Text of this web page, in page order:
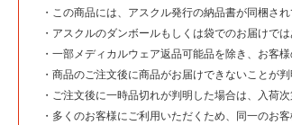
・ この商品には、アスクル発行の納品書が同梱さ
・ アスクルのダンボールもしくは袋でのお届けでは
・ 一部メディカルウェア返品可能品を除き、お客
・ 商品のご注文後に商品がお届けできないことが
・ ご注文後に一時品切れが判明した場合は、入荷次
・ 多くのお客様にご利用いただくため、同一のお